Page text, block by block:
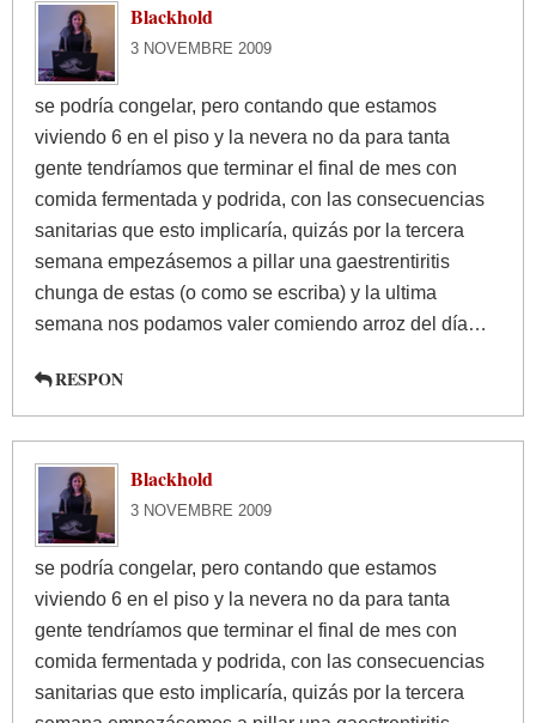
Blackhold
3 NOVEMBRE 2009
se podría congelar, pero contando que estamos
viviendo 6 en el piso y la nevera no da para tanta
gente tendríamos que terminar el final de mes con
comida fermentada y podrida, con las consecuencias
sanitarias que esto implicaría, quizás por la tercera
semana empezásemos a pillar una gaestrentiritis
chunga de estas (o como se escriba) y la ultima
semana nos podamos valer comiendo arroz del día…
RESPON
Blackhold
3 NOVEMBRE 2009
se podría congelar, pero contando que estamos
viviendo 6 en el piso y la nevera no da para tanta
gente tendríamos que terminar el final de mes con
comida fermentada y podrida, con las consecuencias
sanitarias que esto implicaría, quizás por la tercera